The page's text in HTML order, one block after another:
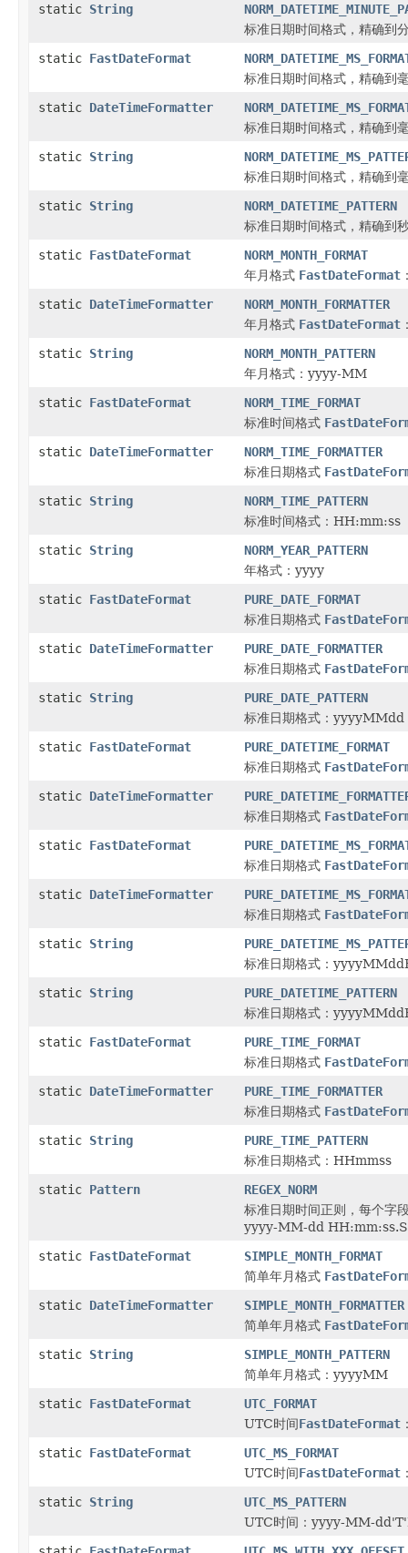
static String
标准日期时间格式，精确
static FastDateFormat
标准日期时间格式，精确到
static DateTimeFormatter
标准日期时间格式，精确到
static String
标准日期时间格式，精确
static String
NORM_DATETIME_PATTERN
标准日期时间格式，精确
static FastDateFormat
NORM_MONTH_FORMAT
年月格式 FastDateFormat
static DateTimeFormatter
NORM_MONTH_FORMATTER
年月格式 FastDateFormat
static String
NORM_MONTH_PATTERN
年月格式：yyyy-MM
static FastDateFormat
NORM_TIME_FORMAT
标准时间格式
static DateTimeFormatter
NORM_TIME_FORMATTER
标准日期格式
static String
NORM_TIME_PATTERN
标准时间格式：HH:mm:ss
static String
NORM_YEAR_PATTERN
年格式：yyyy
static FastDateFormat
PURE_DATE_FORMAT
标准日期格式
static DateTimeFormatter
PURE_DATE_FORMATTER
标准日期格式
static String
PURE_DATE_PATTERN
标准日期格式：yyyyMMdd
static FastDateFormat
PURE_DATETIME_FORMAT
标准日期格式
static DateTimeFormatter
标准日期格式
static FastDateFormat
标准日期格式
static DateTimeFormatter
标准日期格式
static String
标准日期格式：
static String
PURE_DATETIME_PATTERN
标准日期格式：
static FastDateFormat
PURE_TIME_FORMAT
标准日期格式
static DateTimeFormatter
PURE_TIME_FORMATTER
标准日期格式
static String
PURE_TIME_PATTERN
标准日期格式：HHmmss
static Pattern
REGEX_NORM
标准日期时间正则，每个
yyyy-MM-dd
static FastDateFormat
SIMPLE_MONTH_FORMAT
简单年月格式
static DateTimeFormatter
SIMPLE_MONTH_FORMATTER
简单年月格式
static String
SIMPLE_MONTH_PATTERN
简单年月格式：yyyyMM
static FastDateFormat
UTC_FORMAT
UTC时间FastDateFormat
static FastDateFormat
UTC_MS_FORMAT
UTC时间FastDateFormat
static String
UTC_MS_PATTERN
UTC时间：yyyy-MM-